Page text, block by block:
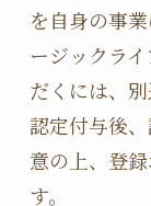
を自身の事
ージックラ
だくには、
認定付与後
意の上、登
す。